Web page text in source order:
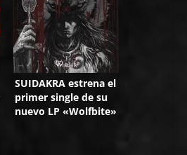
SUIDAKRA estrena el
primer single de su
nuevo LP «Wolfbite»